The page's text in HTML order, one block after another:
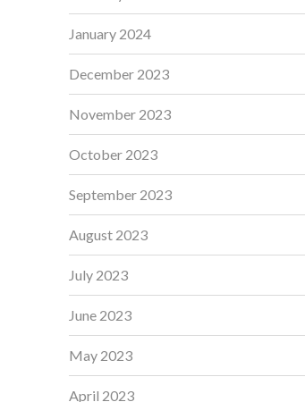
January 2024
December 2023
November 2023
October 2023
September 2023
August 2023
July 2023
June 2023
May 2023
April 2023